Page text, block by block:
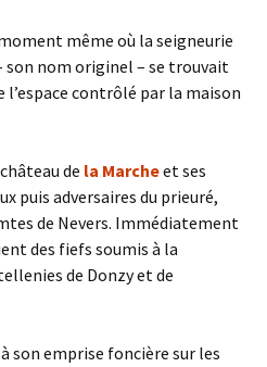
même où la seigneurie
son nom originel – se trouvait
l’espace contrôlé par la maison
de la Marcheet ses
puis adversaires du prieuré,
de Nevers. Immédiatement
des fiefs soumis à la
de Donzy et de
son emprise foncière sur les